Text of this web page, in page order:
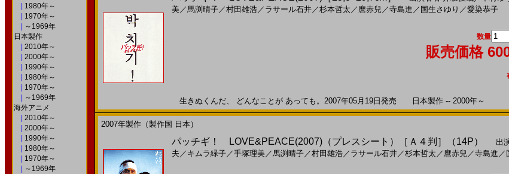
1980年～
1970年～
～1969年
日本製作
2010年～
2000年～
1990年～
1980年～
1970年～
～1969年
海外アニメ
2010年～
2000年～
1990年～
1980年～
1970年～
～1969年
美／馬渕晴子／村田雄浩／ ラサール石井／杉本哲太 ／ 麿赤兒／寺島進 ／ 国生さゆり ／愛染恭子
数量
販売価格
生きぬくんだ、 どんなことが あっても。2007年05月19日発売 日本製作 -- 2000年～
2007年製作（製作国 日本）
パッチギ！ LOVE&PEACE(2007)（プレスシート）［Ａ４判］（14P） 出演
夫 ／ キムラ緑子／手塚理美／馬渕晴子／村田雄浩／ ラサール石井／杉本哲太 ／ 麿赤兒／寺島進 ／